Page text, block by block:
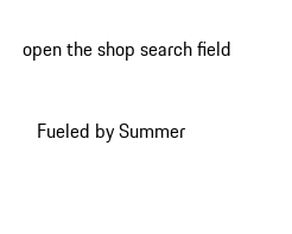
open the shop search field
Fueled by Summer